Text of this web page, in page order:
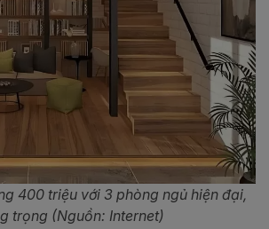
400 triệu với 3 phòng ngủ hiện đại,
trọng (Nguồn: Internet)